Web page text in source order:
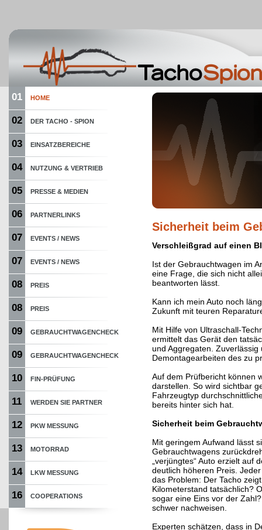
01 HOME
02 DER TACHO - SPION
03 EINSATZBEREICHE
04 NUTZUNG & VERTRIEB
05 PRESSE & MEDIEN
06 PARTNERLINKS
07 EVENTS / NEWS
07 EVENTS / NEWS
08 PREIS
08 PREIS
09 GEBRAUCHTWAGENCHECK
09 GEBRAUCHTWAGENCHECK
10 FIN-PRÜFUNG
11 WERDEN SIE PARTNER
12 PKW MESSUNG
13 MOTORRAD
14 LKW MESSUNG
16 COOPERATIONS
Sicherheit beim
Verschleißgrad auf einen
Ist der Gebrauchtwagen im
eine Frage, die sich nicht
beantworten lässt.
Kann ich mein Auto noch
Zukunft mit teuren
Mit Hilfe von Ultraschall-
ermittelt das Gerät den
und Aggregaten.
Demontagearbeiten des zu
Auf dem Prüfbericht können
darstellen. So wird sichtbar
Fahrzeugtyp
bereits hinter sich hat.
Sicherheit beim
Mit geringem Aufwand lässt
Gebrauchtwagens
„verjüngtes“ Auto erzielt auf
deutlich höheren Preis.
das Problem: Der Tacho
Kilometerstand tatsächlich?
sogar eine Eins vor der
schwer nachweisen.
Experten schätzen, dass in